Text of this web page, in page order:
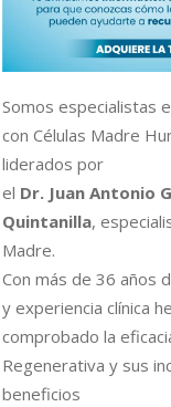
Somos especialistas
con Células Madre
liderados por
el Dr. Juan Antonio
Quintanilla,
Madre.
Con más de 36 años
y experiencia clínica
comprobado la
Regenerativa y sus
beneficios